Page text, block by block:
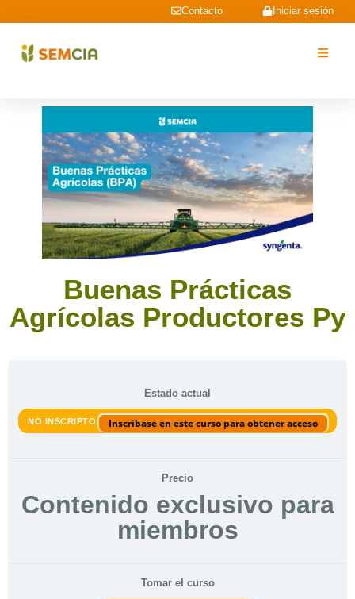
Iniciar sesión
Contacto
Buenas Prácticas
Agrícolas Productores Py
Estado actual
NO INSCRIPTO Inscríbase en este curso para obtener acceso
Precio
Contenido exclusivo para
miembros
Tomar el curso